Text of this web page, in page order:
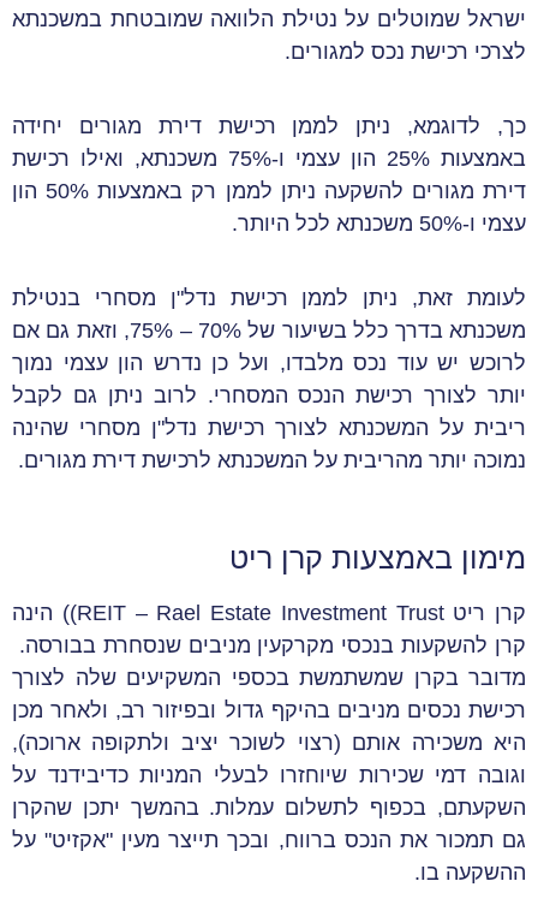
ישראל שמוטלים על נטילת הלוואה שמובטחת במשכנתא
לצרכי רכישת נכס למגורים.
כך, לדוגמא, ניתן לממן רכישת דירת מגורים יחידה
באמצעות 25% הון עצמי ו-75% משכנתא, ואילו רכישת
דירת מגורים להשקעה ניתן לממן רק באמצעות 50% הון
עצמי ו-50% משכנתא לכל היותר.
לעומת זאת, ניתן לממן רכישת נדל"ן מסחרי בנטילת
משכנתא בדרך כלל בשיעור של 70% – 75%, וזאת גם אם
לרוכש יש עוד נכס מלבדו, ועל כן נדרש הון עצמי נמוך
יותר לצורך רכישת הנכס המסחרי. לרוב ניתן גם לקבל
ריבית על המשכנתא לצורך רכישת נדל"ן מסחרי שהינה
נמוכה יותר מהריבית על המשכנתא לרכישת דירת מגורים.
מימון באמצעות קרן ריט
קרן ריט REIT – Rael Estate Investment Trust)) הינה
קרן להשקעות בנכסי מקרקעין מניבים שנסחרת בבורסה.
מדובר בקרן שמשתמשת בכספי המשקיעים שלה לצורך
רכישת נכסים מניבים בהיקף גדול ובפיזור רב, ולאחר מכן
היא משכירה אותם (רצוי לשוכר יציב ולתקופה ארוכה),
וגובה דמי שכירות שיוחזרו לבעלי המניות כדיבידנד על
השקעתם, בכפוף לתשלום עמלות. בהמשך יתכן שהקרן
גם תמכור את הנכס ברווח, ובכך תייצר מעין "אקזיט" על
ההשקעה בו.